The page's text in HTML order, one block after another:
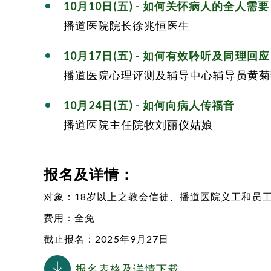
10月10日(五) - 如何关怀病人的全人需要
播道医院院长徐兆恒医生
10月17日(五) - 如何有效聆听及同理回应
播道医院心理评测及辅导中心辅导员黄
10月24日(五) - 如何向病人传福音
播道医院主任院牧刘丽仪姑娘
报名及详情：
对象：18岁以上之教会信徒、 播道医院 义工和员工
费用：全免
截止报名：2025年9月27日